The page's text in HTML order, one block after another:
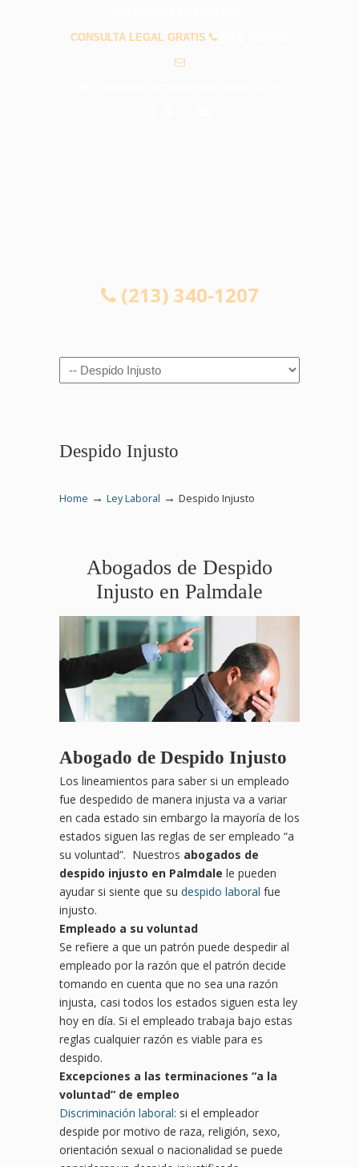
CONSULTA LEGAL GRATIS
(213) 340-1207
Navigation
Despido Injusto
Home → Ley Laboral → Despido Injusto
Abogados de Despido
Injusto en Palmdale
Abogado de Despido Injusto
Los lineamientos para saber si un empleado
fue despedido de manera injusta va a variar
en cada estado sin embargo la mayoría de los
estados siguen las reglas de ser empleado “a
su voluntad”. Nuestros abogados de
despido injusto en Palmdale le pueden
ayudar si siente que su despido laboral fue
injusto.
Empleado a su voluntad
Se refiere a que un patrón puede despedir al
empleado por la razón que el patrón decide
tomando en cuenta que no sea una razón
injusta, casi todos los estados siguen esta ley
hoy en día. Si el empleado trabaja bajo estas
reglas cualquier razón es viable para es
despido.
Excepciones a las terminaciones “a la
voluntad” de empleo
Discriminación laboral: si el empleador
despide por motivo de raza, religión, sexo,
orientación sexual o nacionalidad se puede